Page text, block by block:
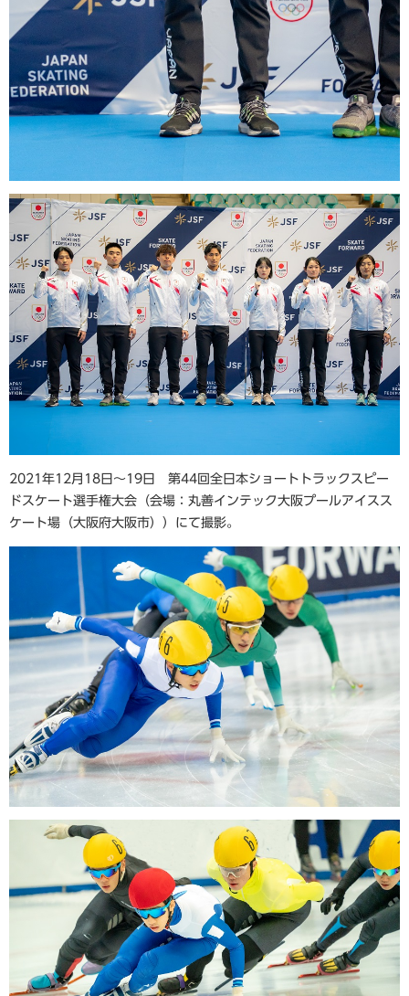
2021年12月18日～19日 第44回全日本ショートトラックスピー
ドスケート選手権大会（会場：丸善インテック大阪プールアイスス
ケート場（大阪府大阪市））にて撮影。